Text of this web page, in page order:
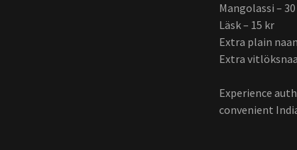
Mangolassi –
Läsk – 15 kr
Extra plain
Extra
Experience
convenient